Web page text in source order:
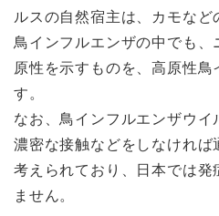
ルスの自然宿主は、カモなど
鳥インフルエンザの中でも、
原性を示すものを、高原性鳥
す。
なお、鳥インフルエンザウ
濃密な接触などをしなければ
考えられており、日本では発
ません。